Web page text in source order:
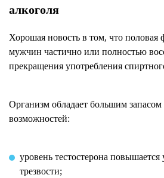
алкоголя
Хорошая новость в том, что половая
мужчин частично или полностью
прекращения употребления
Организм обладает большим
возможностей:
уровень тестостерона повышается
трезвости;